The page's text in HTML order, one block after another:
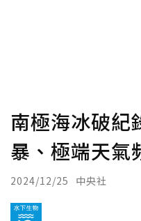
南極海冰破紀
暴、極端天氣
2024/12/25 中央社